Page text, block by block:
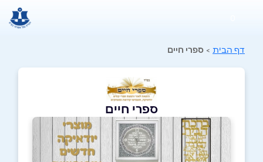
דף הבית > ספרי חיים
ספרי חיים